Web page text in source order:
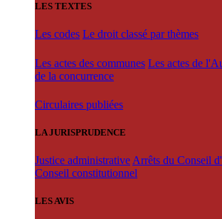
LES TEXTES
Les codes Le droit classé par thèmes
Les actes des communes Les actes de
de la concurrence
Circulaires publiées
LA JURISPRUDENCE
Justice administrative Arrêts du Conseil
Conseil constitutionnel
LES AVIS